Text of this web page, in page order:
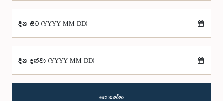
දින සිට (YYYY-MM-DD)
දින දක්වා (YYYY-MM-DD)
සොයන්න